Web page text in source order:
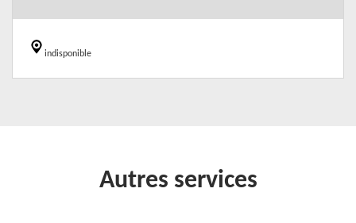
indisponible
Autres services